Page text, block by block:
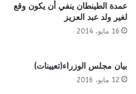
عمدة الطينطان ينفي أن يكون وقع
لغير ولد عبد العزيز
16 مايو، 2014
بيان مجلس الوزراء(تعيينات)
12 مايو، 2016